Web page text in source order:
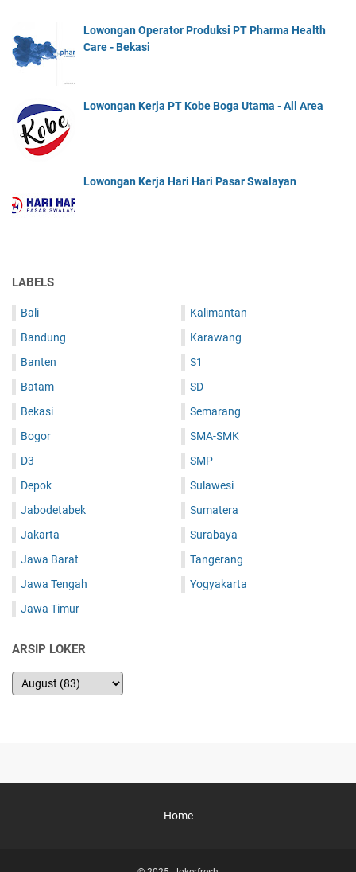
Lowongan Operator Produksi PT Pharma Health
Care - Bekasi
Lowongan Kerja PT Kobe Boga Utama - All Area
Lowongan Kerja Hari Hari Pasar Swalayan
LABELS
Bali
Bandung
Banten
Batam
Bekasi
Bogor
D3
Depok
Jabodetabek
Jakarta
Jawa Barat
Jawa Tengah
Jawa Timur
Kalimantan
Karawang
S1
SD
Semarang
SMA-SMK
SMP
Sulawesi
Sumatera
Surabaya
Tangerang
Yogyakarta
ARSIP LOKER
Home